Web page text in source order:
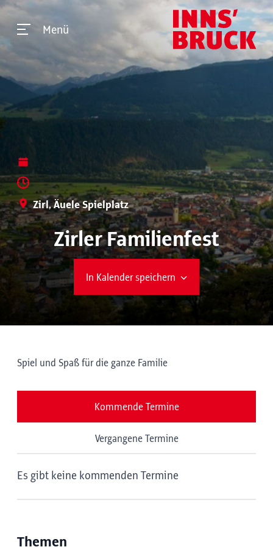
Menü
Zirl, Äuele Spielplatz
Zirler Familienfest
In Kalender speichern
Spiel und Spaß für die ganze Familie
Kommende Termine
Vergangene Termine
Es gibt keine kommenden Termine
Themen